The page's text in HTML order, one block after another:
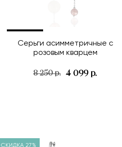
Серьги асимметричные с
розовым кварцем
8 250 р. 4 099 р.
СКИДКА 27%